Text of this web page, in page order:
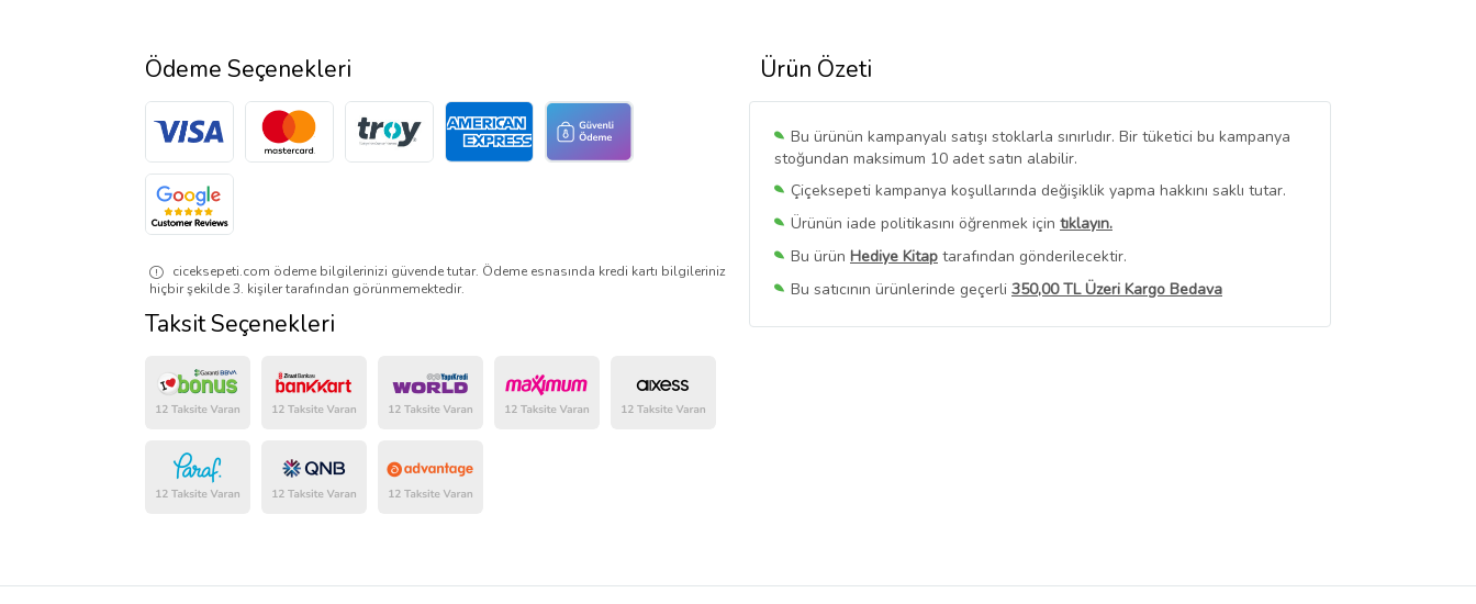
Ürün Özeti
Bu ürünün kampanyalı satışı stoklarla sınırlıdır. Bir tüketici bu kampanya
stoğundan maksimum 10 adet satın alabilir.
Çiçeksepeti kampanya koşullarında değişiklik yapma hakkını saklı tutar.
Ürünün iade politikasını öğrenmek için tıklayın.
Bu ürün Hediye Kitap tarafından gönderilecektir.
Bu satıcının ürünlerinde geçerli 350,00 TL Üzeri Kargo Bedava
Bu SatıcınınTüm Ürünlerini Görüntüle
Ödeme Seçenekleri
ciceksepeti.com ödeme bilgilerinizi güvende tutar. Ödeme esnasında kredi kartı bilgileriniz
hiçbir şekilde 3. kişiler tarafından görünmemektedir.
Taksit Seçenekleri